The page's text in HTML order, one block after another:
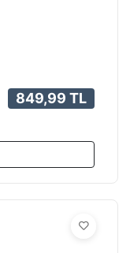
849,99 TL